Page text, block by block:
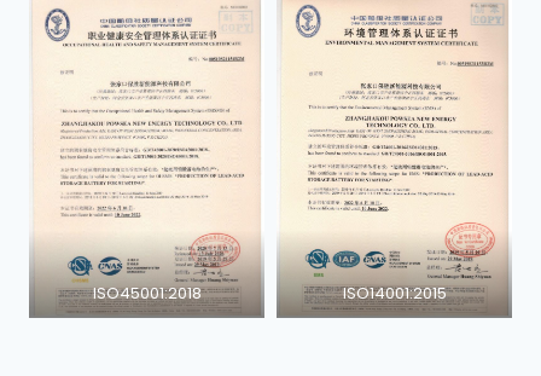
ISO45001:2018 ISO14001:2015